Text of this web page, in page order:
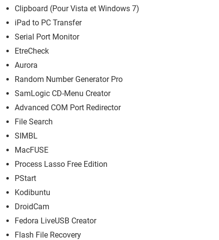
Clipboard (Pour Vista et Windows 7)
iPad to PC Transfer
Serial Port Monitor
EtreCheck
Aurora
Random Number Generator Pro
SamLogic CD-Menu Creator
Advanced COM Port Redirector
File Search
SIMBL
MacFUSE
Process Lasso Free Edition
PStart
Kodibuntu
DroidCam
Fedora LiveUSB Creator
Flash File Recovery